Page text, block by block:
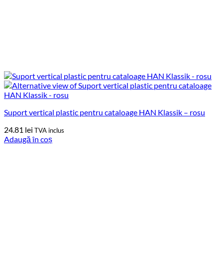
Suport vertical plastic pentru cataloage HAN Klassik – rosu
24.81 lei TVA inclus
Adaugă în coș